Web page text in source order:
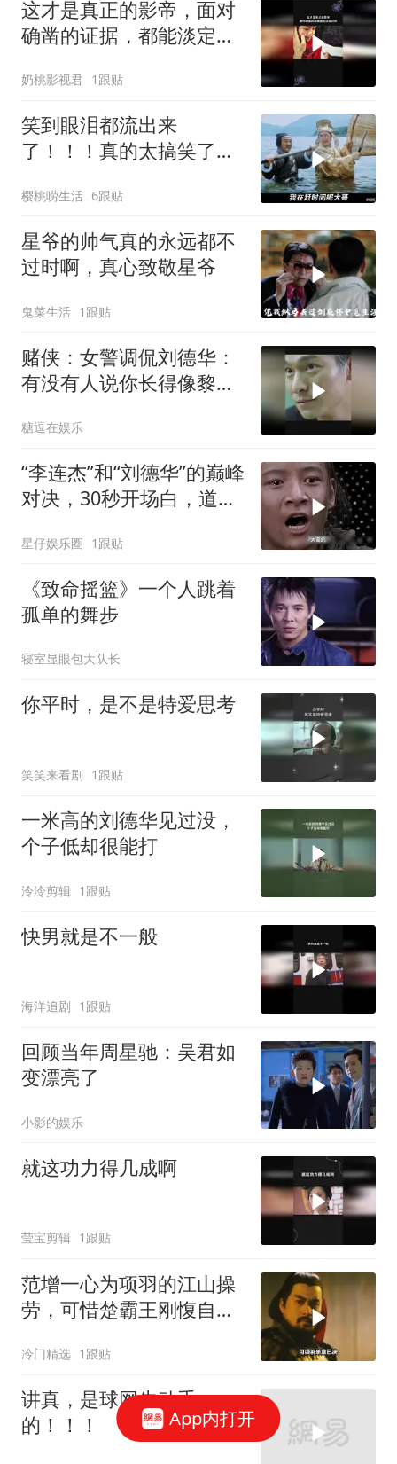
这才是真正的影帝，面对
确凿的证据，都能淡定自
奶桃影视君 1跟贴
笑到眼泪都流出来
了！！！真的太搞笑了！
樱桃唠生活 6跟贴
星爷的帅气真的永远都不
过时啊，真心致敬星爷
鬼菜生活 1跟贴
赌侠：女警调侃刘德华：
有没有人说你长得像黎
糖逗在娱乐
“李连杰”和“刘德华”的巅峰
对决，30秒开场白，道尽
星仔娱乐圈 1跟贴
《致命摇篮》一个人跳着
孤单的舞步
寝室显眼包大队长
你平时，是不是特爱思考
笑笑来看剧 1跟贴
一米高的刘德华见过没，
个子低却很能打
泠泠剪辑 1跟贴
快男就是不一般
海洋追剧 1跟贴
回顾当年周星驰：吴君如
变漂亮了
小影的娱乐
就这功力得几成啊
莹宝剪辑 1跟贴
范增一心为项羽的江山操
劳，可惜楚霸王刚愎自
冷门精选 1跟贴
讲真，是球网先动手
的！！！
App内打开